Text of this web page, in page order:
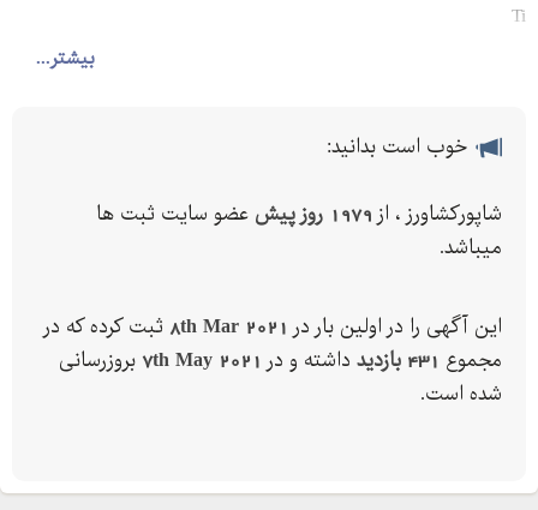
بیشتر...
Ti
چهارپهلو
خریدوفروش انواع سوپرآلیاژ
تماس:
واتساپ:
خوب است بدانید:
شاپورکشاورز ، از 1979 روز پیش
عضو سایت ثبت ها
میباشد.
این آگهی را در اولین بار در 8th Mar 2021 ثبت کرده که در
مجموع 431 بازدید داشته و در 7th May 2021 بروزرسانی
شده است.